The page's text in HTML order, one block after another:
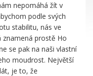
nepomáhá žít v
podle svých
stabilitu, nás ve
prostě Ho
se pak na naši vlastní
moudrost. Největší
je to, že